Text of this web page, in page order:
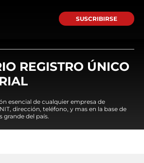
SUSCRIBIRSE
REGISTRO ÚNICO
esencial de cualquier empresa de
dirección, teléfono, y mas en la base de
grande del país.